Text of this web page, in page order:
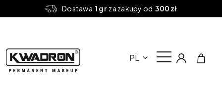
Dostawa 1 grza zakupy od 300 zł
PL